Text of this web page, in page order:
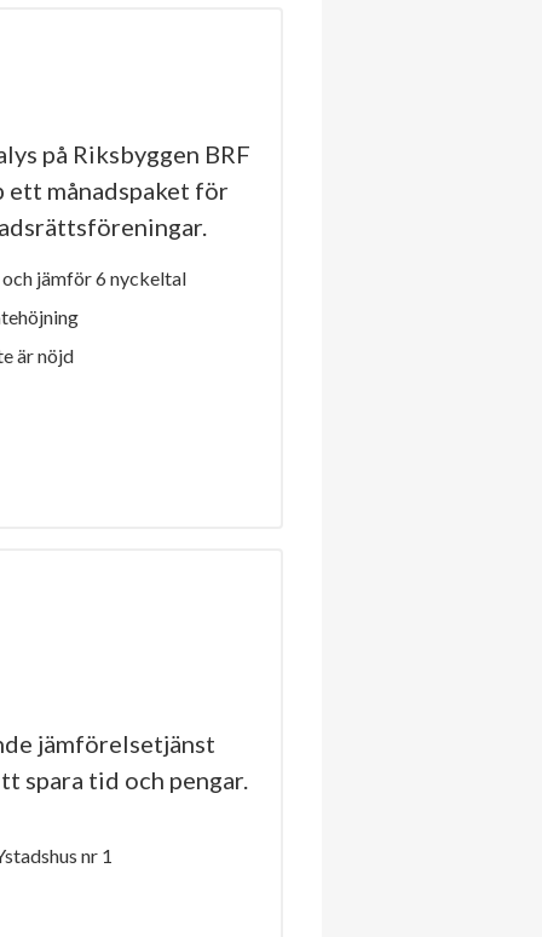
på Riksbyggen BRF
ett månadspaket för
jämför 6 nyckeltal
är nöjd
jämförelsetjänst
spara tid och pengar.
nr 1